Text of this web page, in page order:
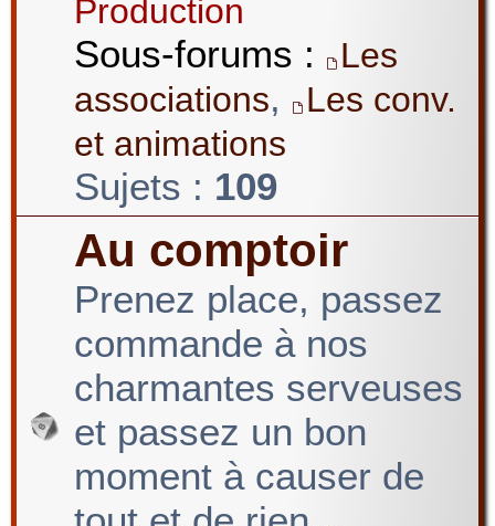
Production
Sous-forums :
Les
associations,
Les conv.
et animations
Sujets : 109
Au comptoir
Prenez place, passez
commande à nos
charmantes serveuses
et passez un bon
moment à causer de